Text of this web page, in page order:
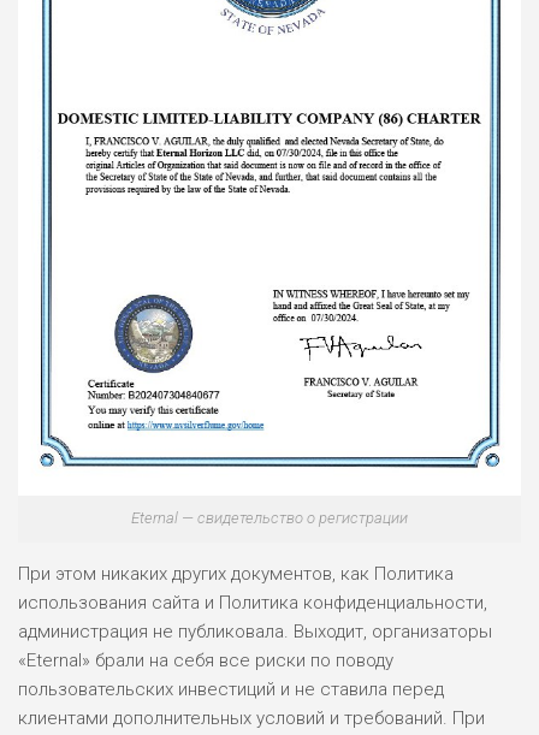
Eternal — свидетельство о регистрации
При этом никаких других документов, как Политика
использования сайта и Политика конфиденциальности,
администрация не публиковала. Выходит, организаторы
«Eternal» брали на себя все риски по поводу
пользовательских инвестиций и не ставила перед
клиентами дополнительных условий и требований. При